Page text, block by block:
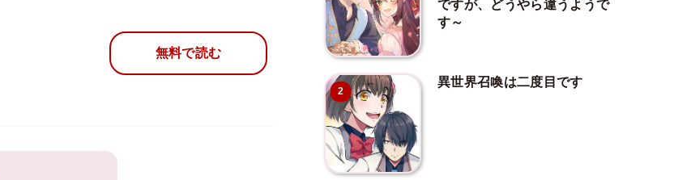
無料で読む
ですが、どうやら違うようで
す～
2
異世界召喚は二度目です